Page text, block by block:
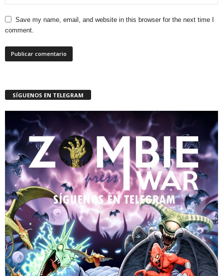
Save my name, email, and website in this browser for the next time I
comment.
SÍGUENOS EN TELEGRAM